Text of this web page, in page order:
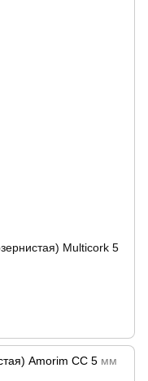
Multicork 5